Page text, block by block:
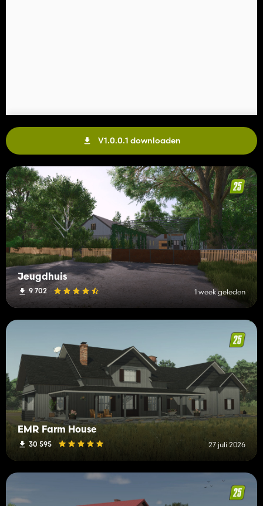
V1.0.0.1 downloaden
Jeugdhuis
9 702 1 week geleden
EMR Farm House
30 595 27 juli 2026